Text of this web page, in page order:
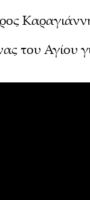
του Αγίου